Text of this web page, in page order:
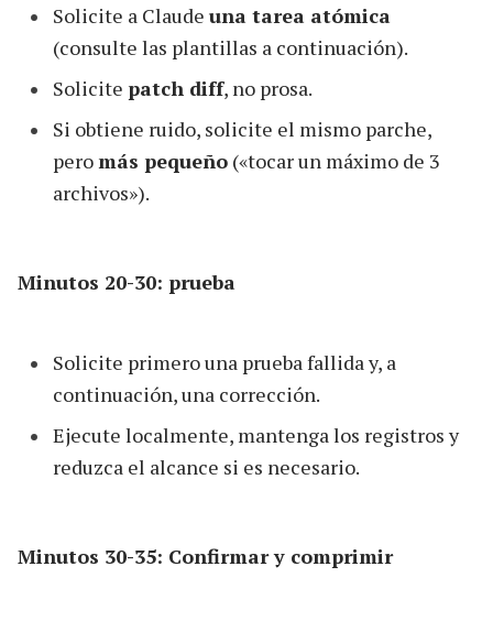
Solicite a Claude una tarea atómica
(consulte las plantillas a continuación).
Solicite patch diff, no prosa.
Si obtiene ruido, solicite el mismo parche,
pero más pequeño («tocar un máximo de 3
archivos»).
Minutos 20-30: prueba
Solicite primero una prueba fallida y, a
continuación, una corrección.
Ejecute localmente, mantenga los registros y
reduzca el alcance si es necesario.
Minutos 30-35: Confirmar y comprimir